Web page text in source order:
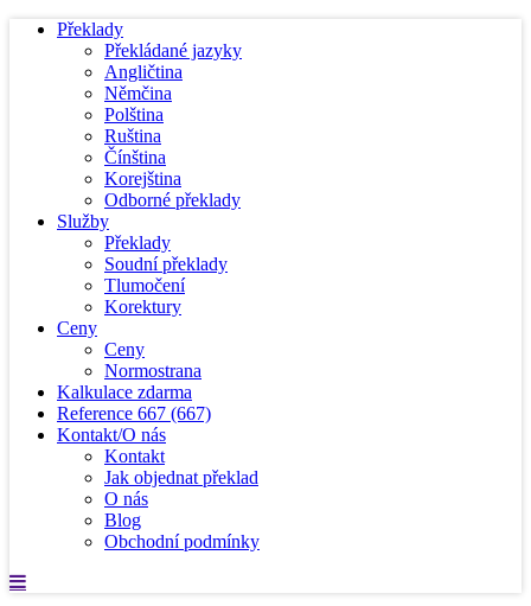
Překlady
Překládané jazyky
Angličtina
Němčina
Polština
Ruština
Čínština
Korejština
Odborné překlady
Služby
Překlady
Soudní překlady
Tlumočení
Korektury
Ceny
Ceny
Normostrana
Kalkulace zdarma
Reference 667 (667)
Kontakt/O nás
Kontakt
Jak objednat překlad
O nás
Blog
Obchodní podmínky